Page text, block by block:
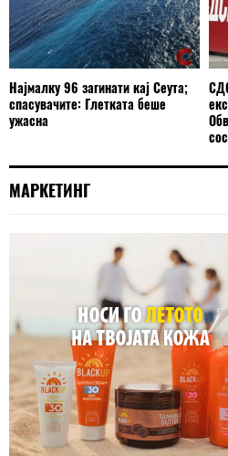
Најмалку 96 загинати кај Сеута;
спасувачите: Глетката беше
ужасна
МАРКЕТИНГ